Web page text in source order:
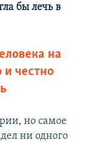
бы лечь в
на
и честно
но самое
ни одного